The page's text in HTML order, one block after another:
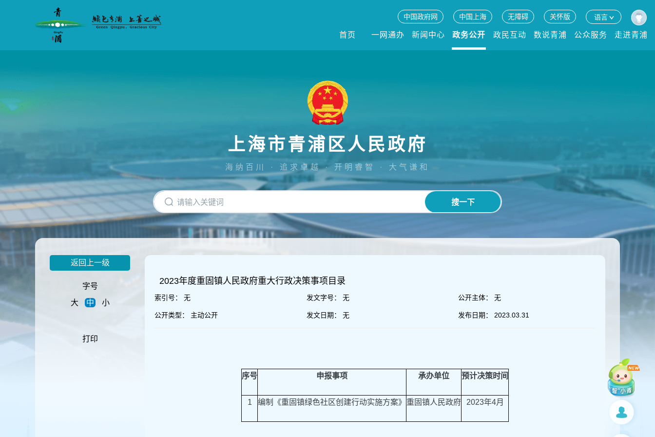
网
主
要
内
容
区
域
中国政府网 中国上海 无障碍 关怀版 语言
首页 一网通办 新闻中心 政务公开 政民互动 数说青浦 公众服务 走进青浦
上海市青浦区人民政府
海纳百川 · 追求卓越 · 开明睿智 · 大气谦和
搜一下
返回上一级
字号
大
中 小
打印
2023年度重固镇人民政府重大行政决策事项目录
索引号： 无
公开类型： 主动公开
发文字号： 无
发文日期： 无
公开主体： 无
发布日期： 2023.03.31
序号 申报事项 承办单位 预计决策时间
1 编制《重固镇绿色社区创建行动实施方案》 重固镇人民政府 2023年4月